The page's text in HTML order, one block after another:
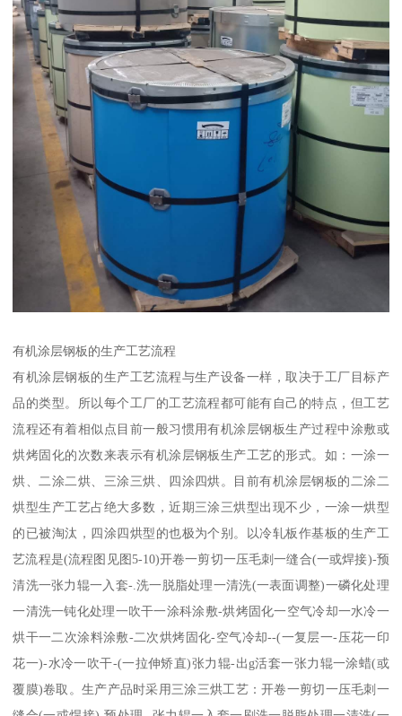
有机涂层钢板的生产工艺流程
有机涂层钢板的生产工艺流程与生产设备一样，取决于工厂目标产
品的类型。所以每个工厂的工艺流程都可能有自己的特点，但工艺
流程还有着相似点目前一般习惯用有机涂层钢板生产过程中涂敷或
烘烤固化的次数来表示有机涂层钢板生产工艺的形式。如：一涂一
烘、二涂二烘、三涂三烘、四涂四烘。目前有机涂层钢板的二涂二
烘型生产工艺占绝大多数，近期三涂三烘型出现不少，一涂一烘型
的已被淘汰，四涂四烘型的也极为个别。以冷轧板作基板的生产工
艺流程是(流程图见图5-10)开卷一剪切一压毛刺一缝合(一或焊接)-预
清洗一张力辊一入套-.洗一脱脂处理一清洗(一表面调整)一磷化处理
一清洗一钝化处理一吹干一涂科涂敷-烘烤固化一空气冷却一水冷一
烘干一二次涂料涂敷-二次烘烤固化-空气冷却--(一复层一-压花一印
花一)-水冷一吹干-(一拉伸矫直)张力辊-出g活套一张力辊一涂蜡(或
覆膜)卷取。生产产品时采用三涂三烘工艺：开卷一剪切一压毛刺一